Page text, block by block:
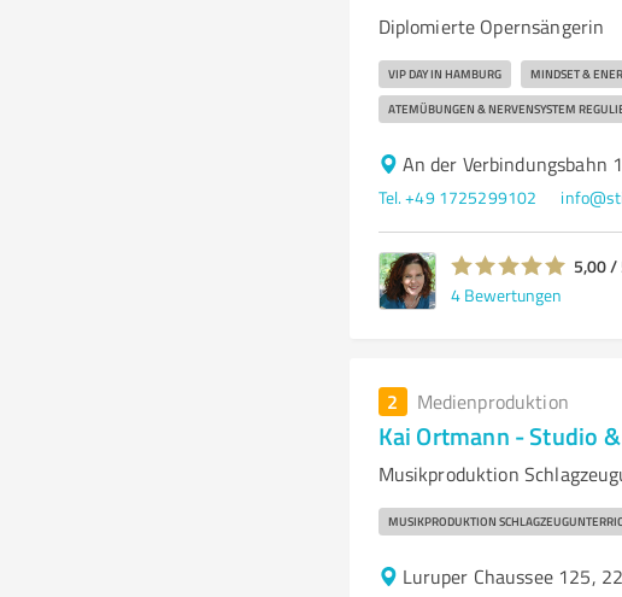
Diplomierte Opernsängerin
VIP DAY IN HAMBURG MINDSET &
ATEMÜBUNGEN & NERVENSYSTEM
An der Verbindungsbahn
Tel. +49 1725299102
5,00 /
4 Bewertungen
2 Medienproduktion
Kai Ortmann - Studio
Musikproduktion
MUSIKPRODUKTION
Luruper Chaussee 125,